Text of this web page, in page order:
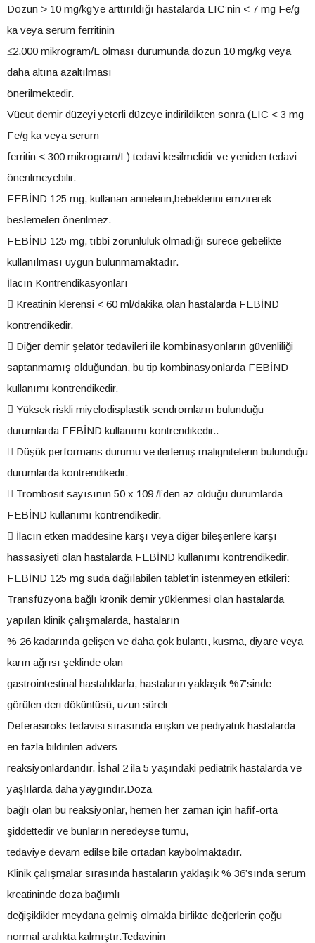
Dozun > 10 mg/kg’ye arttırıldığı hastalarda LIC’nin < 7 mg Fe/g
ka veya serum ferritinin
≤2,000 mikrogram/L olması durumunda dozun 10 mg/kg veya
daha altına azaltılması
önerilmektedir.
Vücut demir düzeyi yeterli düzeye indirildikten sonra (LIC < 3 mg
Fe/g ka veya serum
ferritin < 300 mikrogram/L) tedavi kesilmelidir ve yeniden tedavi
önerilmeyebilir.
FEBİND 125 mg, kullanan annelerin,bebeklerini emzirerek
beslemeleri önerilmez.
FEBİND 125 mg, tıbbi zorunluluk olmadığı sürece gebelikte
kullanılması uygun bulunmamaktadır.
İlacın Kontrendikasyonları
 Kreatinin klerensi < 60 ml/dakika olan hastalarda FEBİND
kontrendikedir.
 Diğer demir şelatör tedavileri ile kombinasyonların güvenliliği
saptanmamış olduğundan, bu tip kombinasyonlarda FEBİND
kullanımı kontrendikedir.
 Yüksek riskli miyelodisplastik sendromların bulunduğu
durumlarda FEBİND kullanımı kontrendikedir..
 Düşük performans durumu ve ilerlemiş malignitelerin bulunduğu
durumlarda kontrendikedir.
 Trombosit sayısının 50 x 109 /l’den az olduğu durumlarda
FEBİND kullanımı kontrendikedir.
 İlacın etken maddesine karşı veya diğer bileşenlere karşı
hassasiyeti olan hastalarda FEBİND kullanımı kontrendikedir.
FEBİND 125 mg suda dağılabilen tablet’in istenmeyen etkileri:
Transfüzyona bağlı kronik demir yüklenmesi olan hastalarda
yapılan klinik çalışmalarda, hastaların
% 26 kadarında gelişen ve daha çok bulantı, kusma, diyare veya
karın ağrısı şeklinde olan
gastrointestinal hastalıklarla, hastaların yaklaşık %7’sinde
görülen deri döküntüsü, uzun süreli
Deferasiroks tedavisi sırasında erişkin ve pediyatrik hastalarda
en fazla bildirilen advers
reaksiyonlardandır. İshal 2 ila 5 yaşındaki pediatrik hastalarda ve
yaşlılarda daha yaygındır.Doza
bağlı olan bu reaksiyonlar, hemen her zaman için hafif-orta
şiddettedir ve bunların neredeyse tümü,
tedaviye devam edilse bile ortadan kaybolmaktadır.
Klinik çalışmalar sırasında hastaların yaklaşık % 36’sında serum
kreatininde doza bağımlı
değişiklikler meydana gelmiş olmakla birlikte değerlerin çoğu
normal aralıkta kalmıştır.Tedavinin